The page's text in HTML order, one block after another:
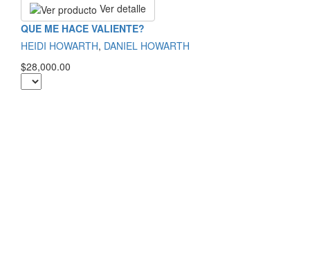
Ver detalle
QUE ME HACE VALIENTE?
HEIDI HOWARTH, DANIEL HOWARTH
$28,000.00